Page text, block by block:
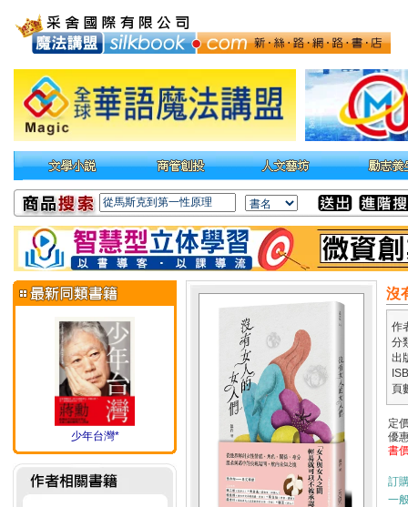
少年台灣*
沒
作
分
出
頁
定
優
書
訂
一